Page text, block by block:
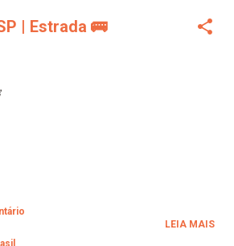
| Estrada 🚌
LEIA MAIS